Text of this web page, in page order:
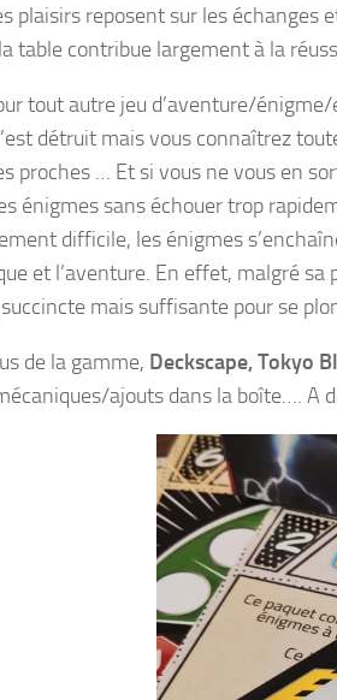
plaisirs reposent sur les échanges
table contribue largement à la
tout autre jeu d’aventure/
détruit mais vous connaîtrez
proches … Et si vous ne vous en
énigmes sans échouer trop
difficile, les énigmes
et l’aventure. En effet, malgré
mais suffisante pour se
de la gamme, Deckscape, Tokyo
ajouts dans la boîte…. A